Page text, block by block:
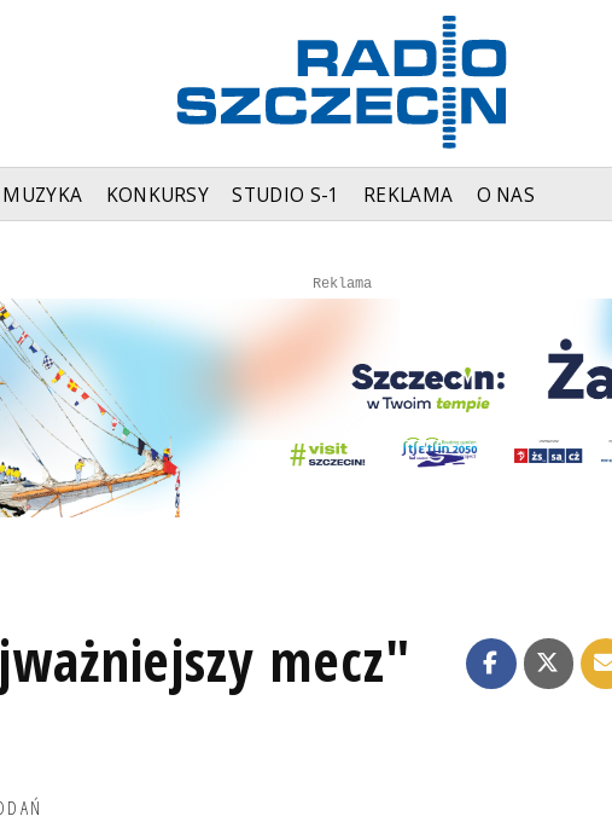
MUZYKA KONKURSY STUDIO S-1 REKLAMA O NAS
Reklama
Autopromocja
mecz"